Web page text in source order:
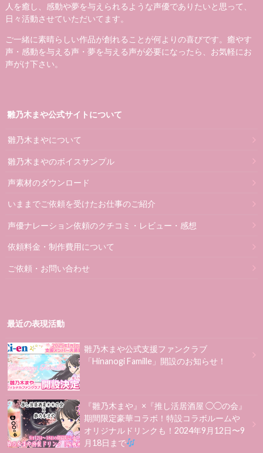
人を癒し、感動や夢を与えられるような声優でありたいと思って、
日々活動させていただいてます。
ご一緒に素晴らしい作品が創れることが何よりの喜びです。癒やす
声・感動を与える声・夢を与える声が必要になったら、お気軽にお
声がけ下さい。
雛乃木まや公式サイトについて
雛乃木まやについて
雛乃木まやのボイスサンプル
声素材のダウンロード
いままでご依頼を受けたお仕事のご紹介
声優ナレーション依頼のクチコミ・レビュー・感想
依頼料金・制作費用について
ご依頼・お問い合わせ
最近の表現活動
雛乃木まや公式支援ファンクラブ
「Hinanogi Famille」開設のお知らせ！
『雛乃木まや』×『推し活居酒屋 ◯◯の会』
期間限定豪華コラボ！特設コラボルームや
オリジナルドリンクも！2024年9月12日〜9
月18日まで